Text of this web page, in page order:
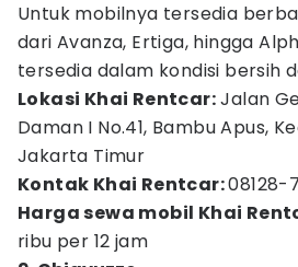
Untuk mobilnya tersedia
dari Avanza, Ertiga, hingga
tersedia dalam kondisi bersih
Lokasi Khai Rentcar:Jalan
Daman I No.41, Bambu Apus,
Jakarta Timur
Kontak Khai Rentcar:08128-
Harga sewa mobil Khai
ribu per 12 jam